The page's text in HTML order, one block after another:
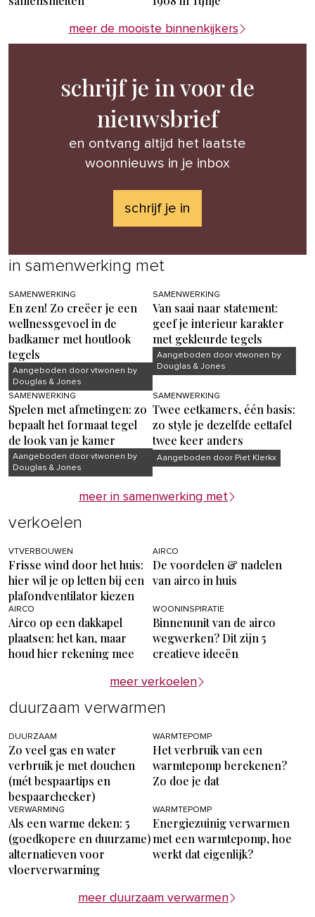
meer de mooiste binnenkijkers
schrijf je in voor de
nieuwsbrief
en ontvang altijd het laatste
woonnieuws in je inbox
schrijf je in
in samenwerking met
SAMENWERKING
En zen! Zo creëer je een
wellnessgevoel in de
badkamer met houtlook
tegels
Aangeboden door vtwonen by
Douglas & Jones
SAMENWERKING
Van saai naar statement:
geef je interieur karakter
met gekleurde tegels
Aangeboden door vtwonen by
Douglas & Jones
SAMENWERKING
Spelen met afmetingen: zo
bepaalt het formaat tegel
de look van je kamer
Aangeboden door vtwonen by
Douglas & Jones
SAMENWERKING
Twee eetkamers, één basis:
zo style je dezelfde eettafel
twee keer anders
Aangeboden door Piet Klerkx
meer in samenwerking met
verkoelen
VTVERBOUWEN
Frisse wind door het huis:
hier wil je op letten bij een
plafondventilator kiezen
AIRCO
De voordelen & nadelen
van airco in huis
AIRCO
Airco op een dakkapel
plaatsen: het kan, maar
houd hier rekening mee
WOONINSPIRATIE
Binnenunit van de airco
wegwerken? Dit zijn 5
creatieve ideeën
meer verkoelen
duurzaam verwarmen
DUURZAAM
Zo veel gas en water
verbruik je met douchen
(mét bespaartips en
bespaarchecker)
WARMTEPOMP
Het verbruik van een
warmtepomp berekenen?
Zo doe je dat
VERWARMING
Als een warme deken: 5
(goedkopere en duurzame)
alternatieven voor
vloerverwarming
WARMTEPOMP
Energiezuinig verwarmen
met een warmtepomp, hoe
werkt dat eigenlijk?
meer duurzaam verwarmen